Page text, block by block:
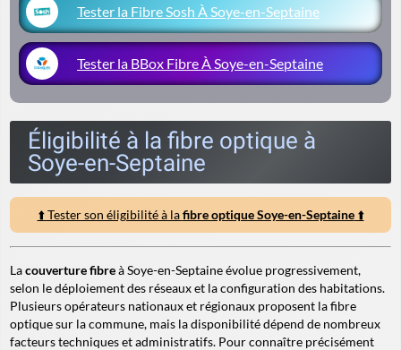
Tester la Fibre Sosh À Soye-en-Septaine
Tester la BBox Fibre À Soye-en-Septaine
Éligibilité à la fibre optique à
Soye-en-Septaine
⬆️ Tester son éligibilité à lafibre optique Soye-en-Septaine⬆️
Lacouverture fibreà Soye-en-Septaine évolue progressivement,
selon le déploiement des réseaux et la configuration des habitations.
Plusieurs opérateurs nationaux et régionaux proposent la fibre
optique sur la commune, mais la disponibilité dépend de nombreux
facteurs techniques et administratifs. Pour connaître précisément